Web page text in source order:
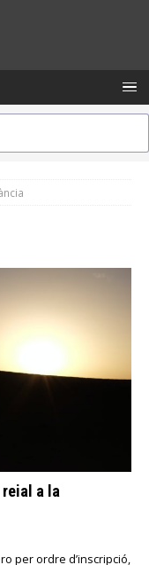
a la
per ordre d’inscripció,